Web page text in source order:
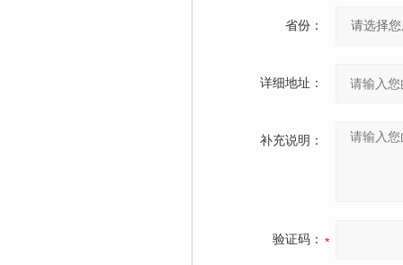
省份：
详细地址：
补充说明：
验证码：